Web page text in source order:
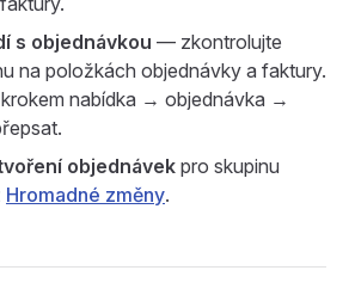
s objednávkou — zkontrolujte
na položkách objednávky a faktury.
nabídka → objednávka →
objednávek pro skupinu
Hromadné změny.